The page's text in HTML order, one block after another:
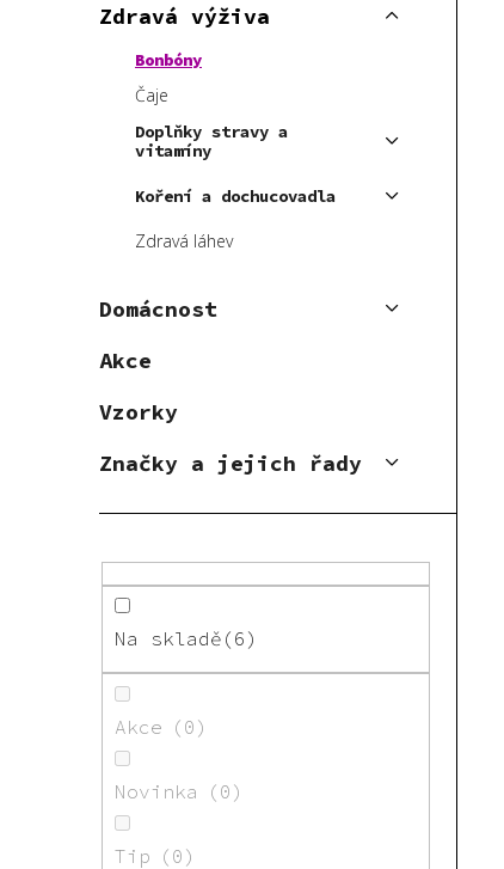
l
Zdravá výživa
Bonbóny
Čaje
Doplňky stravy a
vitamíny
Koření a dochucovadla
Zdravá láhev
Domácnost
Akce
Vzorky
Značky a jejich řady
Na skladě 6
Akce 0
Novinka 0
Tip 0